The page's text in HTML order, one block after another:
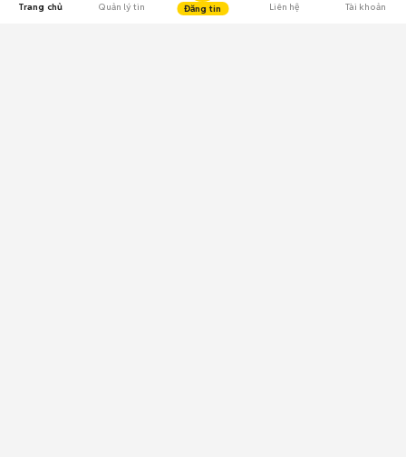
Trang chủ Quản lý tin Đăng tin Liên hệ Tài khoản